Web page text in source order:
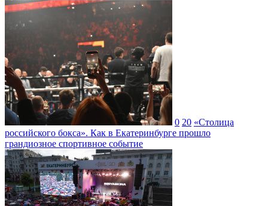
0 20 «Столица
российского бокса». Как в Екатеринбурге прошло
грандиозное спортивное событие